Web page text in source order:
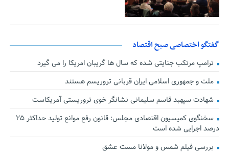
گفتگو اختصاصی صبح اقتصاد
ترامپ مرتکب جنایتی شده که سال ها گریبان امریکا را می گیرد
ملت و جمهوری اسلامی ایران قربانی تروریسم هستند
شهادت سپهبد قاسم سلیمانی نشانگر خوی تروریستی آمریکاست
سخنگوی کمیسیون اقتصادی مجلس: قانون رفع موانع تولید حداکثر ۲۵
درصد اجرایی شده است
بررسی فیلم شمس و مولانا مست عشق